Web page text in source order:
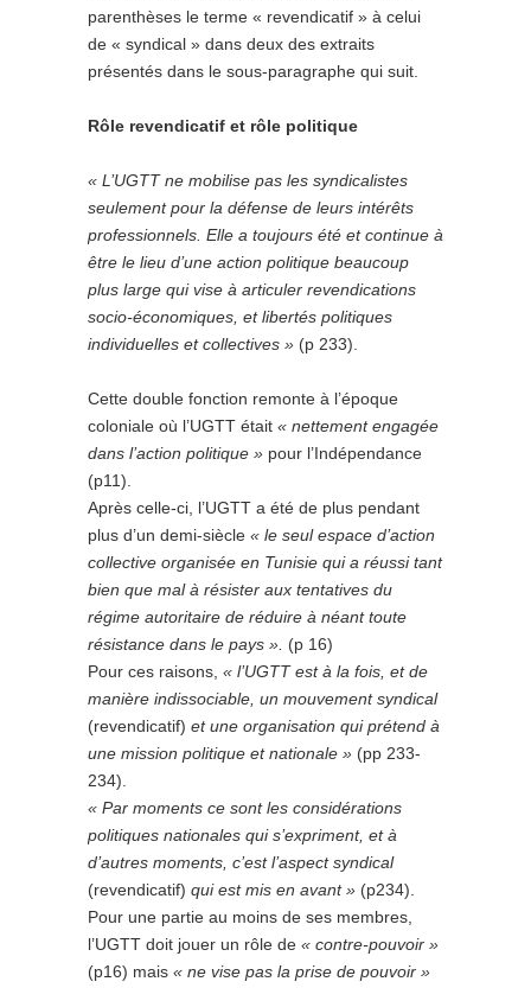
parenthèses le terme « revendicatif » à celui
de « syndical » dans deux des extraits
présentés dans le sous-paragraphe qui suit.
Rôle revendicatif et rôle politique
« L’UGTT ne mobilise pas les syndicalistes
seulement pour la défense de leurs intérêts
professionnels. Elle a toujours été et continue à
être le lieu d’une action politique beaucoup
plus large qui vise à articuler revendications
socio-économiques, et libertés politiques
individuelles et collectives » (p 233).
Cette double fonction remonte à l’époque
coloniale où l’UGTT était « nettement engagée
dans l’action politique » pour l’Indépendance
(p11).
Après celle-ci, l’UGTT a été de plus pendant
plus d’un demi-siècle « le seul espace d’action
collective organisée en Tunisie qui a réussi tant
bien que mal à résister aux tentatives du
régime autoritaire de réduire à néant toute
résistance dans le pays ». (p 16)
Pour ces raisons, « l’UGTT est à la fois, et de
manière indissociable, un mouvement syndical
(revendicatif) et une organisation qui prétend à
une mission politique et nationale » (pp 233-
234).
« Par moments ce sont les considérations
politiques nationales qui s’expriment, et à
d’autres moments, c’est l’aspect syndical
(revendicatif) qui est mis en avant » (p234).
Pour une partie au moins de ses membres,
l’UGTT doit jouer un rôle de « contre-pouvoir »
(p16) mais « ne vise pas la prise de pouvoir »